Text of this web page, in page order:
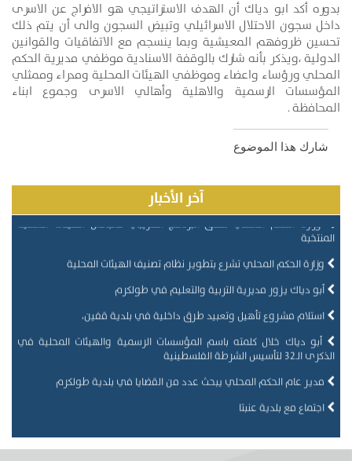
بدوره أكد ابو دياك أن الهدف الاستراتيجي هو الافراج عن الاسرى
داخل سجون الاحتلال الاسرائيلي وتبيض السجون والى أن يتم ذلك
تحسين ظروفهم المعيشية وبما ينسجم مع الاتفاقيات والقوانين
الدولية ،ويذكر بأنه شارك بالوقفة الاسنادية موظفي مديرية الحكم
المحلي ورؤساء واعضاء وموظفي الهيئات المحلية ومدراء وممثلي
المؤسسات الرسمية والاهلية وأهالي الاسرى وجموع ابناء
المحافظة .
شارك هذا الموضوع
آخر الأخبار
وزارة الحكم المحلي تطلق البرنامج التدريبي لمجالس الهيئات المحلية
المنتخبة
وزارة الحكم المحلي تشرع بتطوير نظام تصنيف الهيئات المحلية
أبو دياك يزور مديرية التربية والتعليم في طولكرم
استلام مشروع تأهيل وتعبيد طرق داخلية في بلدية قفين،
أبو دياك خلال كلمته باسم المؤسسات الرسمية والهيئات المحلية في
الذكرى الـ32 لتأسيس الشرطة الفلسطينية
مدير عام الحكم المحلي يبحث عدد من القضايا في بلدية طولكرم
وفد وزاري يتفقد بلدات صرة وتل وبيت فوريك وبيت دجن ويطّلع على